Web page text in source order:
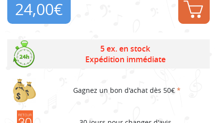
24,00€
5 ex. en stock
Expédition immédiate
Gagnez un bon d'achat dès 50€ *